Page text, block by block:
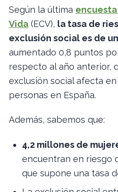
Según la última
Vida (ECV), la tasa de
exclusión social es de un
aumentado 0,8 puntos
respecto al año anterior,
exclusión social afecta en
personas en España.
Además, sabemos que:
4,2 millones de
encuentran en riesgo
que supone una tasa